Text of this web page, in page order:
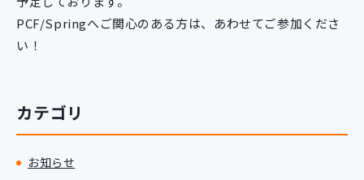
PCF/Springへご関心のある方は、あわせてご参加くださ
い！
カテゴリ
お知らせ